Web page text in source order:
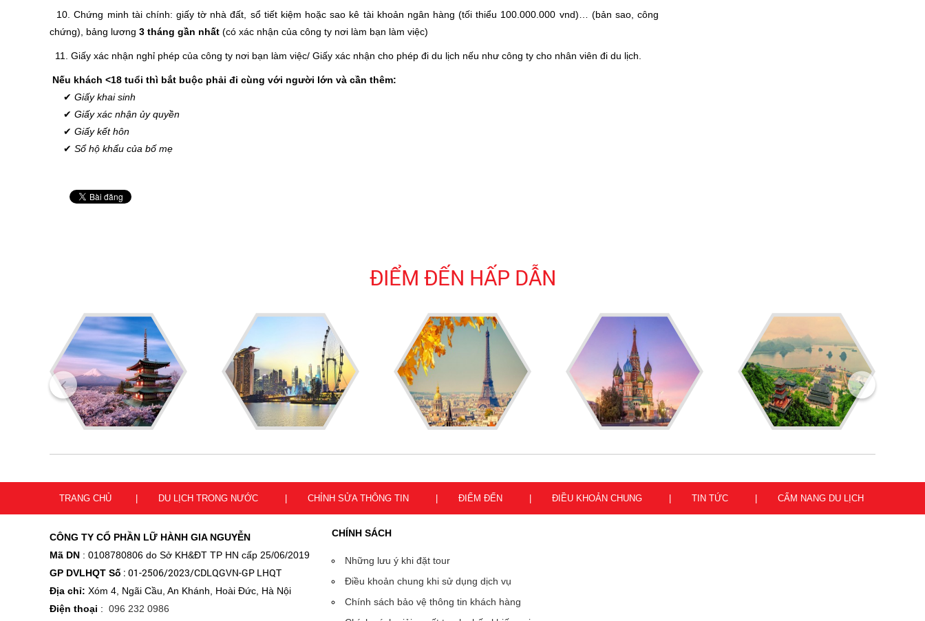
10. Chứng minh tài chính: giấy tờ nhà đất, sổ tiết kiệm hoặc sao kê tài khoản ngân hàng (tối thiểu 100.000.000 vnd)… (bản sao, công
chứng), bảng lương 3 tháng gần nhất (có xác nhận của công ty nơi làm bạn làm việc)
11. Giấy xác nhận nghỉ phép của công ty nơi bạn làm việc/ Giấy xác nhận cho phép đi du lịch nếu như công ty cho nhân viên đi du lịch.
Nếu khách <18 tuổi thì bắt buộc phải đi cùng với người lớn và cần thêm:
✔ Giấy khai sinh
✔ Giấy xác nhận ủy quyền
✔ Giấy kết hôn
✔ Sổ hộ khẩu của bố mẹ
ĐIỂM ĐẾN HẤP DẪN
TRANG CHỦ DU LỊCH TRONG NƯỚC CHỈNH SỬA THÔNG TIN ĐIỂM ĐẾN ĐIỀU KHOẢN CHUNG TIN TỨC CẨM NANG DU LỊCH
CÔNG TY CỔ PHẦN LỮ HÀNH GIA NGUYỄN
Mã DN : 0108780806 do Sở KH&ĐT TP HN cấp 25/06/2019
GP DVLHQT Số : 01-2506/2023/CDLQGVN-GP LHQT
Địa chỉ: Xóm 4, Ngãi Cầu, An Khánh, Hoài Đức, Hà Nội
Điện thoại : 096 232 0986
CHÍNH SÁCH
Những lưu ý khi đặt tour
Điều khoản chung khi sử dụng dịch vụ
Chính sách bảo vệ thông tin khách hàng